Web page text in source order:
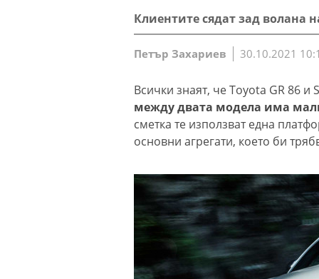
Клиентите сядат зад волана
Петър Захариев 30.10.2021
Всички знаят, че Toyota GR 86
между двата модела има
сметка те използват една
основни агрегати, което би